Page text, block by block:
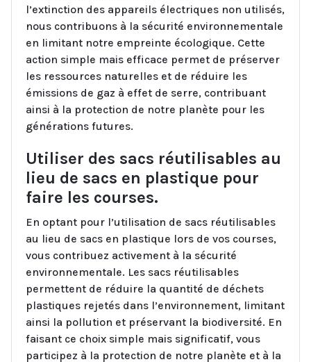
l’extinction des appareils électriques non utilisés,
nous contribuons à la sécurité environnementale
en limitant notre empreinte écologique. Cette
action simple mais efficace permet de préserver
les ressources naturelles et de réduire les
émissions de gaz à effet de serre, contribuant
ainsi à la protection de notre planète pour les
générations futures.
Utiliser des sacs réutilisables au
lieu de sacs en plastique pour
faire les courses.
En optant pour l’utilisation de sacs réutilisables
au lieu de sacs en plastique lors de vos courses,
vous contribuez activement à la sécurité
environnementale. Les sacs réutilisables
permettent de réduire la quantité de déchets
plastiques rejetés dans l’environnement, limitant
ainsi la pollution et préservant la biodiversité. En
faisant ce choix simple mais significatif, vous
participez à la protection de notre planète et à la